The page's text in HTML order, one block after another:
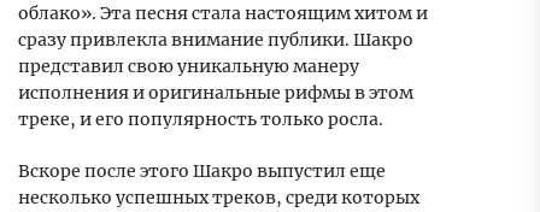
облако». Эта песня стала настоящим хитом и
сразу привлекла внимание публики. Шакро
представил свою уникальную манеру
исполнения и оригинальные рифмы в этом
треке, и его популярность только росла.
Вскоре после этого Шакро выпустил еще
несколько успешных треков, среди которых